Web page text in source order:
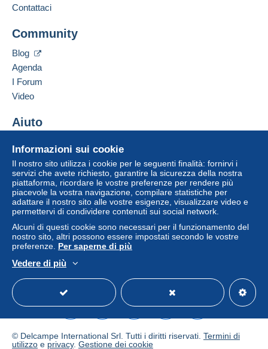
Informazioni sui cookie
Il nostro sito utilizza i cookie per le seguenti finalità: fornirvi i
servizi che avete richiesto, garantire la sicurezza della nostra
piattaforma, ricordare le vostre preferenze per rendere più
piacevole la vostra navigazione, compilare statistiche per
adattare il nostro sito alle vostre esigenze, visualizzare video e
permettervi di condividere contenuti sui social network.
Alcuni di questi cookie sono necessari per il funzionamento del
nostro sito, altri possono essere impostati secondo le vostre
preferenze. Per saperne di più
Vedere di più
Contattaci
Community
Blog
Agenda
I Forum
Video
Aiuto
Acquistare su Delcampe
Vendere su Delcampe
Un sito sicuro
© Delcampe International Srl. Tutti i diritti riservati. Termini di
utilizzo e privacy. Gestione dei cookie